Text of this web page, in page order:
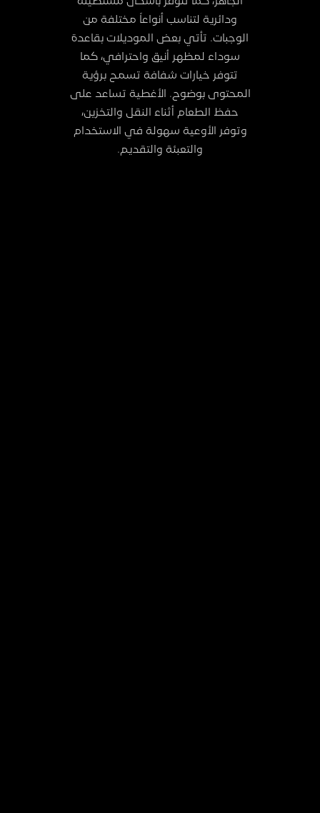
ودائرية لتناسب أنواعاً مختلفة من
الوجبات. تأتي بعض الموديلات بقاعدة
سوداء لمظهر أنيق واحترافي، كما
تتوفر خيارات شفافة تسمح برؤية
المحتوى بوضوح. الأغطية تساعد على
حفظ الطعام أثناء النقل والتخزين،
وتوفر الأوعية سهولة في الاستخدام
والتعبئة والتقديم.